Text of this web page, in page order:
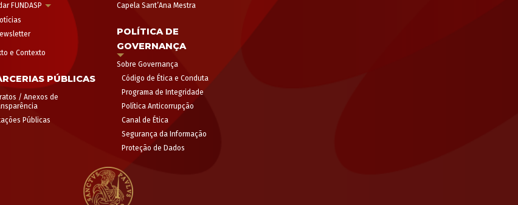
FUNDASP
e Contexto
PÚBLICAS
/ Anexos de
Públicas
Capela Sant’Ana Mestra
POLÍTICA DE
GOVERNANÇA
Sobre Governança
Código de Ética e Conduta
Programa de Integridade
Política Anticorrupção
Canal de Ética
Segurança da Informação
Proteção de Dados